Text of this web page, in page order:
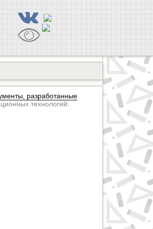
разработанные
технологий: